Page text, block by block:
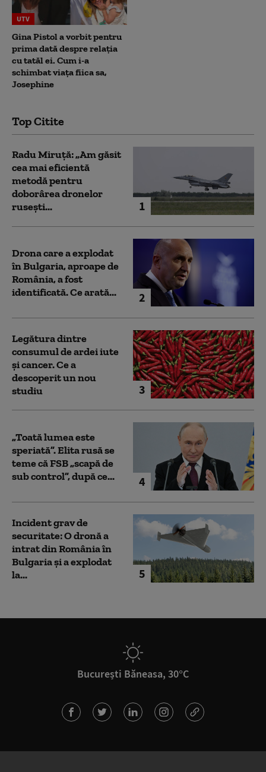
UTV
Gina Pistol a vorbit pentru
prima dată despre relația
cu tatăl ei. Cum i-a
schimbat viața fiica sa,
Josephine
Top Citite
1
Radu Miruță: „Am găsit
cea mai eficientă
metodă pentru
doborârea dronelor
rusești...
2
Drona care a explodat
în Bulgaria, aproape de
România, a fost
identificată. Ce arată...
3
Legătura dintre
consumul de ardei iute
și cancer. Ce a
descoperit un nou
studiu
4
„Toată lumea este
speriată”. Elita rusă se
teme că FSB „scapă de
sub control”, după ce...
5
Incident grav de
securitate: O dronă a
intrat din România în
Bulgaria şi a explodat
la...
București Băneasa, 30°C